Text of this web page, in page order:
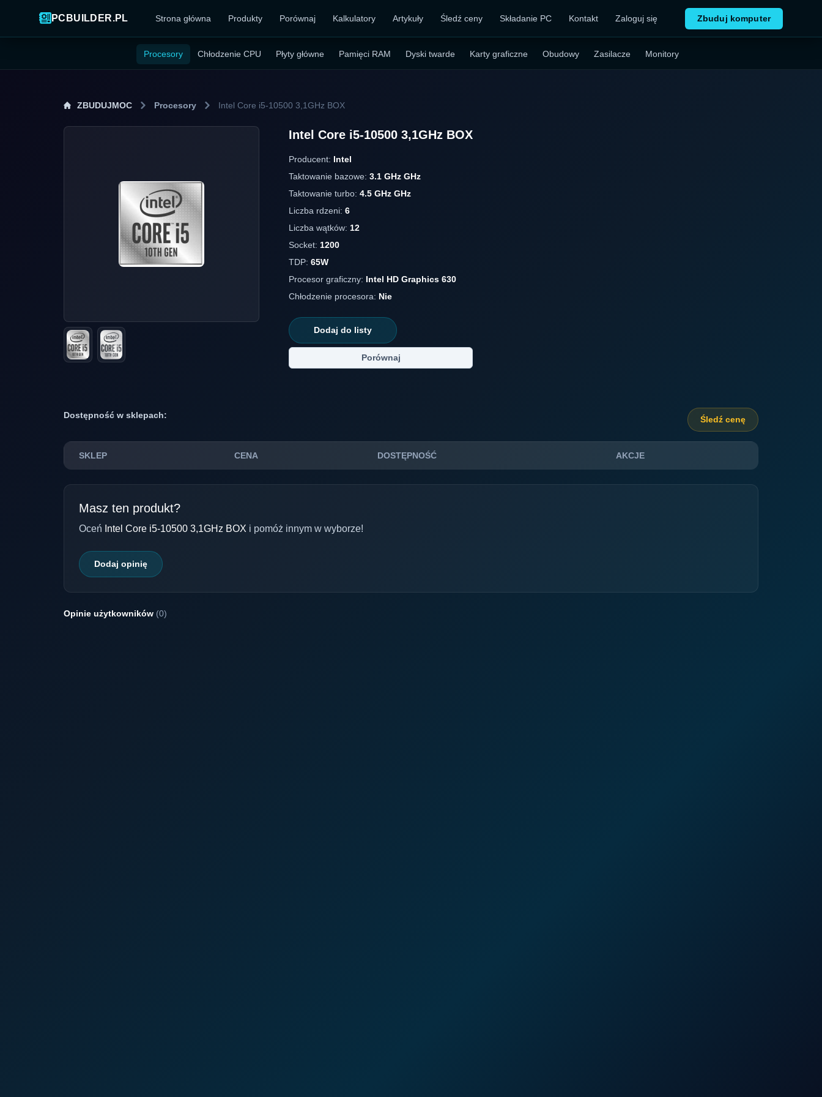
PCBUILDER.PL Strona główna Produkty Porównaj Kalkulatory Artykuły Śledź ceny Składanie PC Kontakt Zaloguj się Zbuduj komputer
Procesory Chłodzenie CPU Płyty główne Pamięci RAM Dyski twarde Karty graficzne Obudowy Zasilacze Monitory
ZBUDUJMOC Procesory Intel Core i5-10500 3,1GHz BOX
Intel Core i5-10500 3,1GHz BOX
Producent: Intel
Taktowanie bazowe: 3.1 GHz GHz
Taktowanie turbo: 4.5 GHz GHz
Liczba rdzeni: 6
Liczba wątków: 12
Socket: 1200
TDP: 65W
Procesor graficzny: Intel HD Graphics 630
Chłodzenie procesora: Nie
Dodaj do listy
Porównaj
Dostępność w sklepach: Śledź cenę
SKLEP CENA DOSTĘPNOŚĆ AKCJE
Masz ten produkt?
Oceń Intel Core i5-10500 3,1GHz BOX i pomóż innym w wyborze!
Dodaj opinię
Opinie użytkowników (0)